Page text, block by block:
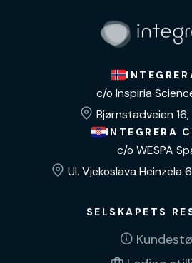
c/o Inspiria
Bjørnstadveien 16,
INTEGRERA
c/o WESPA
Ul. Vjekoslava Heinzela
SELSKAPETS